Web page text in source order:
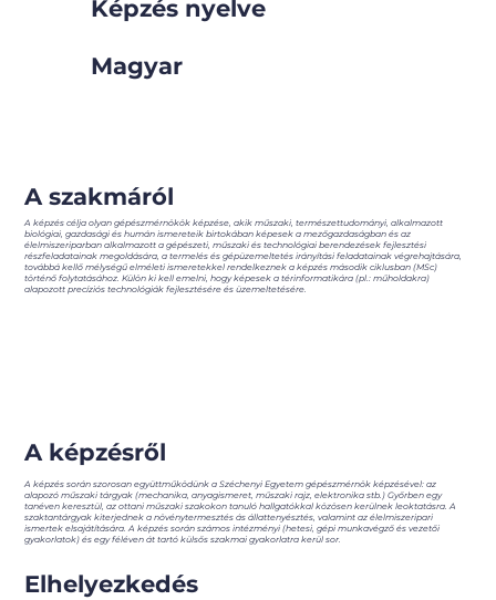
A képzésről
A képzés során szorosan együttműködünk a Széchenyi Egyetem gépészmérnök képzésével: az
alapozó műszaki tárgyak (mechanika, anyagismeret, műszaki rajz, elektronika stb.) Győrben egy
tanéven keresztül, az ottani műszaki szakokon tanuló hallgatókkal közösen kerülnek leoktatásra. A
szaktantárgyak kiterjednek a növénytermesztés ás állattenyésztés, valamint az élelmiszeripari
ismertek elsajátítására. A képzés során számos intézményi (hetesi, gépi munkavégző és vezetői
gyakorlatok) és egy féléven át tartó külsős szakmai gyakorlatra kerül sor.
Képzés nyelve
Magyar
A szakmáról
A képzés célja olyan gépészmérnökök képzése, akik műszaki, természettudományi, alkalmazott
biológiai, gazdasági és humán ismereteik birtokában képesek a mezőgazdaságban és az
élelmiszeriparban alkalmazott a gépészeti, műszaki és technológiai berendezések fejlesztési
részfeladatainak megoldására, a termelés és gépüzemeltetés irányítási feladatainak végrehajtására,
továbbá kellő mélységű elméleti ismeretekkel rendelkeznek a képzés második ciklusban (MSc)
történő folytatásához. Külön ki kell emelni, hogy képesek a térinformatikára (pl.: műholdakra)
alapozott precíziós technológiák fejlesztésére és üzemeltetésére.
Elhelyezkedés